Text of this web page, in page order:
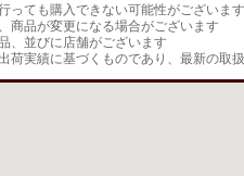
っても購入できない可能性がございます
商品が変更になる場合がございます
、並びに店舗がございます
荷実績に基づくものであり、最新の取